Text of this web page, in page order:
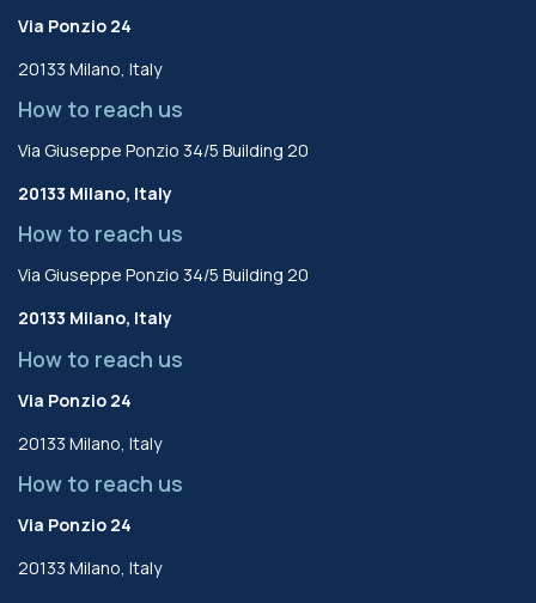
Via Ponzio 24
20133 Milano, Italy
How to reach us
Via Giuseppe Ponzio 34/5 Building 20
20133 Milano, Italy
How to reach us
Via Giuseppe Ponzio 34/5 Building 20
20133 Milano, Italy
How to reach us
Via Ponzio 24
20133 Milano, Italy
How to reach us
Via Ponzio 24
20133 Milano, Italy